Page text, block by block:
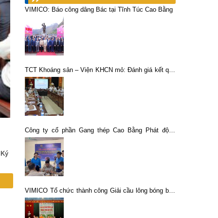
VIMICO: Báo công dâng Bác tại Tĩnh Túc Cao Bằng
TCT Khoáng sản – Viện KHCN mỏ: Đánh giá kết quả
phối hợp thực hiện các công trình khoa học
Công ty cổ phần Gang thép Cao Bằng Phát động
Tháng công nhân – Tháng hành động về ATVSLĐ
năm 2025
VIMICO Tổ chức thành công Giải cầu lông bóng bàn
phong trào năm 2018